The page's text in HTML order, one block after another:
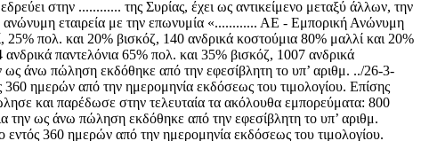
στην ............ της Συρίας, έχει ως αντικείμενο μεταξύ άλλων, την
εταιρεία με την επωνυμία «............ ΑΕ - Εμπορική Ανώνυμη
πολ. και 20% βισκόζ, 140 ανδρικά κοστούμια 80% μαλλί και 20%
παντελόνια 65% πολ. και 35% βισκόζ, 1007 ανδρικά
ως άνω πώληση εκδόθηκε από την εφεσίβλητη το υπ’ αριθμ. ../26-3-
ημερών από την ημερομηνία εκδόσεως του τιμολογίου. Επίσης
και παρέδωσε στην τελευταία τα ακόλουθα εμπορεύματα: 800
την ως άνω πώληση εκδόθηκε από την εφεσίβλητη το υπ’ αριθμ.
360 ημερών από την ημερομηνία εκδόσεως του τιμολογίου.